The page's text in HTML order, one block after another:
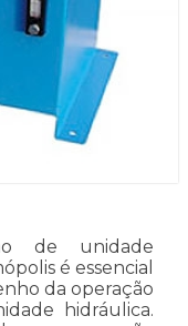
de unidade
é essencial
da operação
hidráulica.